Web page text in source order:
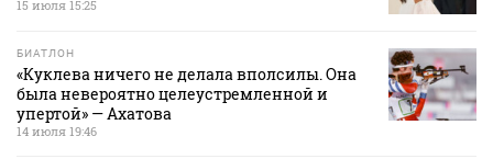
15 июля 15:25
БИАТЛОН
«Куклева ничего не делала вполсилы. Она
была невероятно целеустремленной и
упертой» — Ахатова
14 июля 19:46